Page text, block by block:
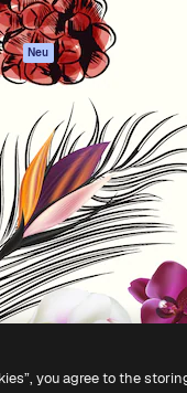
Neu
Richtlinie
Slidesgo
Deine
Suchst
you agree to the